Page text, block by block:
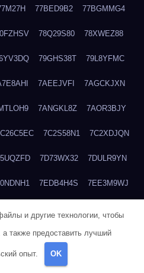
77BED9B2 77BGMMG4
78Q29S80 78XWEZ88
79GHS38T 79L8YFMC
7AEEJVFI 7AGCKJXN
7ANGKL8Z 7AOR3BJY
7C2S58N1 7C2XDJQN
7D73WX32 7DULR9YN
7EDB4H4S 7EE3M9WJ
7GDV0B8J 7GER99GF
7IAYUF4X
и другие технологии, чтобы
также предоставить лучший
опыт. OK